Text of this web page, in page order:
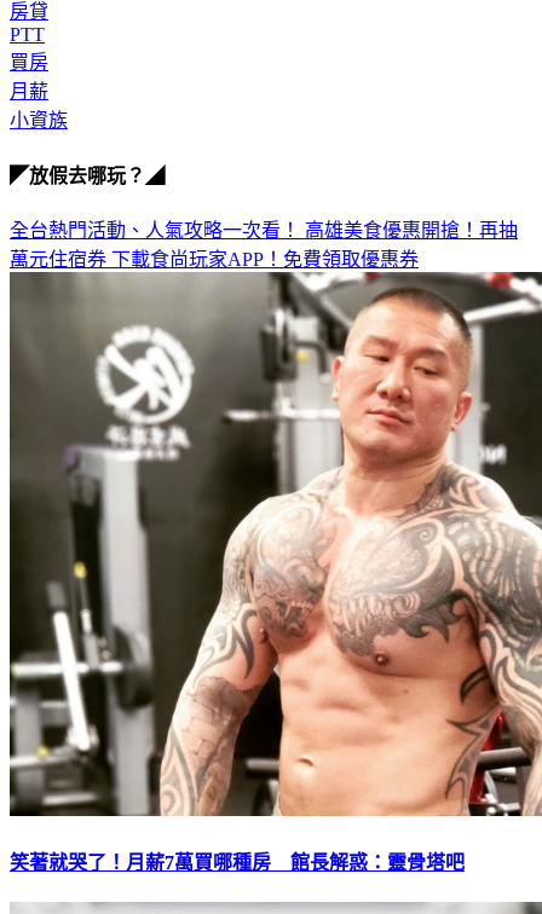
房貸
PTT
買房
月薪
小資族
◤放假去哪玩？◢
全台熱門活動、人氣攻略一次看！ 高雄美食優惠開搶！再抽
萬元住宿券 下載食尚玩家APP！免費領取優惠券
笑著就哭了！月薪7萬買哪種房 館長解惑：靈骨塔吧